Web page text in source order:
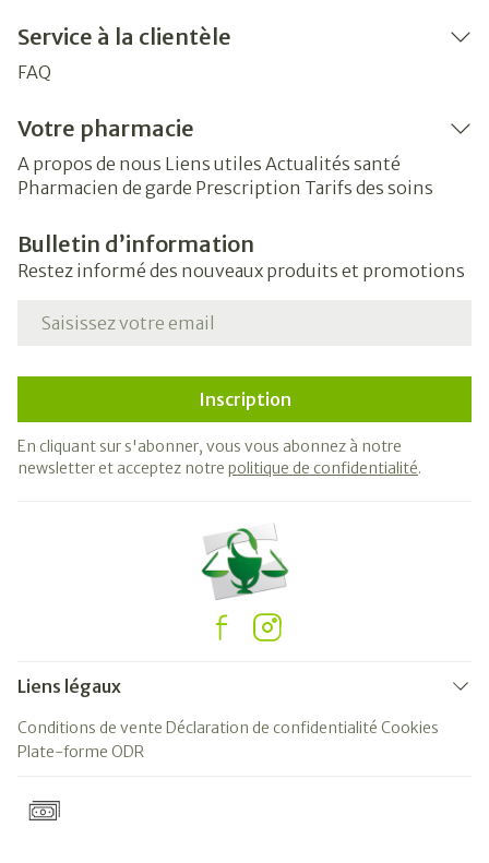
Service à la clientèle
FAQ
Votre pharmacie
A propos de nous Liens utiles Actualités santé
Pharmacien de garde Prescription Tarifs des soins
Bulletin d’information
Restez informé des nouveaux produits et promotions
Adresse mail
Inscription
En cliquant sur s'abonner, vous vous abonnez à notre
newsletter et acceptez notre politique de confidentialité.
Liens légaux
Conditions de vente Déclaration de confidentialité Cookies
Plate-forme ODR